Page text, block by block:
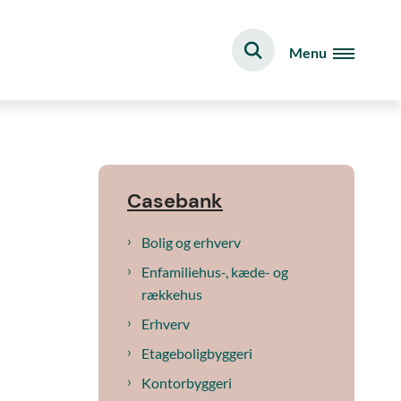
Menu
Casebank
Bolig og erhverv
Enfamiliehus-, kæde- og
rækkehus
Erhverv
Etageboligbyggeri
Kontorbyggeri